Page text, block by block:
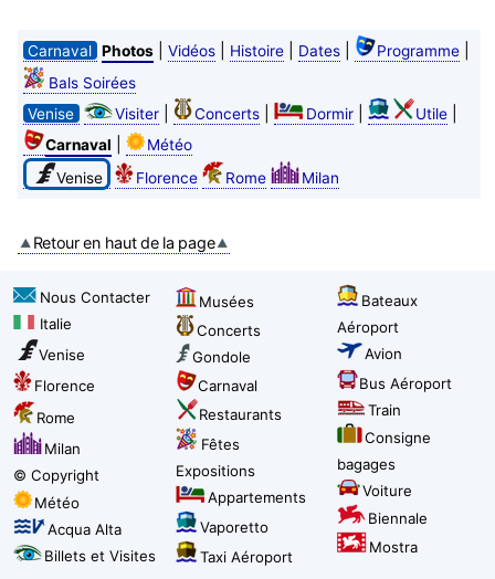
Carnaval Photos| Vidéos| Histoire| Dates| Programme|
Bals Soirées
Venise
Visiter| Concerts| Dormir| Utile|
Carnaval
Météo
Venise
Florence Rome Milan
Retour en haut de la page
Nous Contacter
Italie
Venise
Florence
Rome
Milan
© Copyright
Météo
Acqua Alta
Billets et Visites
Musées
Concerts
Gondole
Carnaval
Restaurants
Fêtes
Expositions
Appartements
Vaporetto
Taxi Aéroport
Bateaux
Aéroport
Avion
Bus Aéroport
Train
Consigne
bagages
Voiture
Biennale
Mostra